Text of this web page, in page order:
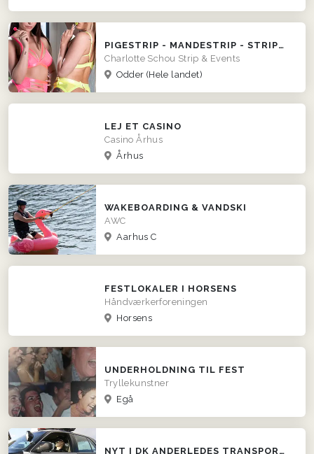
PIGESTRIP - MANDESTRIP - STRIPUNDERVISNING - DOBBELTSHOWS
Charlotte Schou Strip & Events
Odder (Hele landet)
LEJ ET CASINO
Casino Århus
Århus
WAKEBOARDING & VANDSKI
AWC
Aarhus C
FESTLOKALER I HORSENS
Håndværkerforeningen
Horsens
UNDERHOLDNING TIL FEST
Tryllekunstner
Egå
NYT I DK ANDERLEDES TRANSPORT OG BLIKFANG